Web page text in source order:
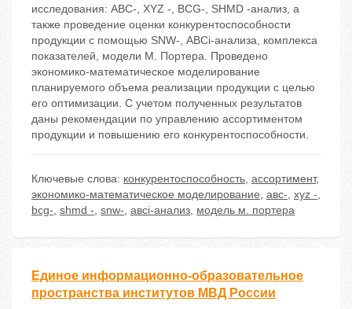
исследования: АВС-, XYZ -, BCG-, SHMD -анализ, а
также проведение оценки конкурентоспособности
продукции с помощью SNW-, АВСi-анализа, комплекса
показателей, модели М. Портера. Проведено
экономико-математическое моделирование
планируемого объема реализации продукции с целью
его оптимизации. С учетом полученных результатов
даны рекомендации по управлению ассортиментом
продукции и повышению его конкурентоспособности.
Ключевые слова: конкурентоспособность, ассортимент,
экономико-математическое моделирование, авс-, xyz -,
bcg-, shmd -, snw-, авсi-анализ, модель м. портера
Единое информационно-образовательное
пространства институтов МВД России